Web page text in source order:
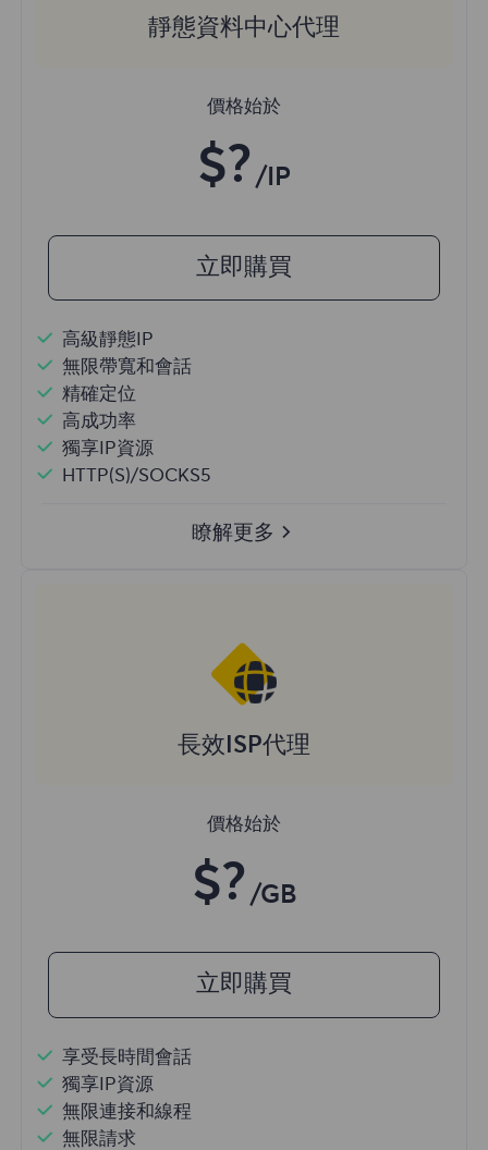
靜態資料中心代理
價格始於
$? /IP
立即購買
高級靜態IP
無限帶寬和會話
精確定位
高成功率
獨享IP資源
HTTP(S)/SOCKS5
瞭解更多
長效ISP代理
價格始於
$? /GB
立即購買
享受長時間會話
獨享IP資源
無限連接和線程
無限請求